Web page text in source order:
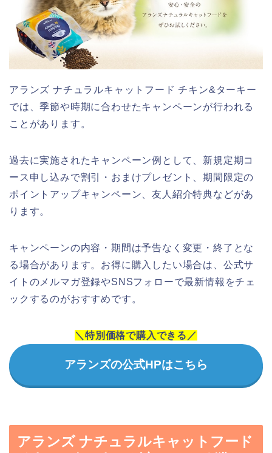
アランズ ナチュラルキャットフード チキン&ターキー
では、季節や時期に合わせたキャンペーンが行われる
ことがあります。
過去に実施されたキャンペーン例として、新規定期コ
ース申し込みで割引・おまけプレゼント、期間限定の
ポイントアップキャンペーン、友人紹介特典などがあ
ります。
キャンペーンの内容・期間は予告なく変更・終了とな
る場合があります。お得に購入したい場合は、公式サ
イトのメルマガ登録やSNSフォローで最新情報をチェ
ックするのがおすすめです。
＼特別価格で購入できる／
アランズの公式HPはこちら
アランズ ナチュラルキャットフード